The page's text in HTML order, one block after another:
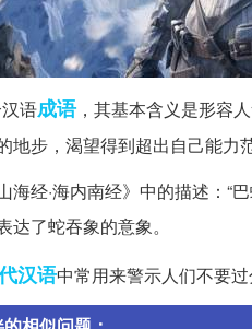
语成语，其基本含义是形容
地步，渴望得到超出自己能力
海经·海内南经》中的描述：“
达了蛇吞象的意象。
汉语中常用来警示人们不要